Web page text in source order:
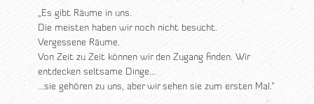
„Es gibt Räume in uns.
Die meisten haben wir noch nicht besucht.
Vergessene Räume.
Von Zeit zu Zeit können wir den Zugang finden. Wir
entdecken seltsame Dinge…
…sie gehören zu uns, aber wir sehen sie zum ersten Mal.“